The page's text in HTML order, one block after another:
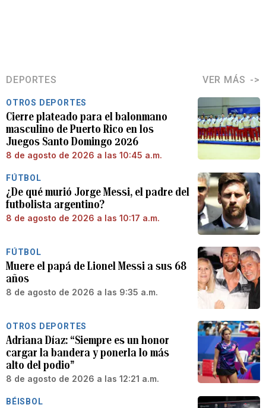
DEPORTES VER MÁS
OTROS DEPORTES
Cierre plateado para el balonmano
masculino de Puerto Rico en los
Juegos Santo Domingo 2026
8 de agosto de 2026 a las 10:45 a.m.
FÚTBOL
¿De qué murió Jorge Messi, el padre del
futbolista argentino?
8 de agosto de 2026 a las 10:17 a.m.
FÚTBOL
Muere el papá de Lionel Messi a sus 68
años
8 de agosto de 2026 a las 9:35 a.m.
OTROS DEPORTES
Adriana Díaz: “Siempre es un honor
cargar la bandera y ponerla lo más
alto del podio”
8 de agosto de 2026 a las 12:21 a.m.
BÉISBOL